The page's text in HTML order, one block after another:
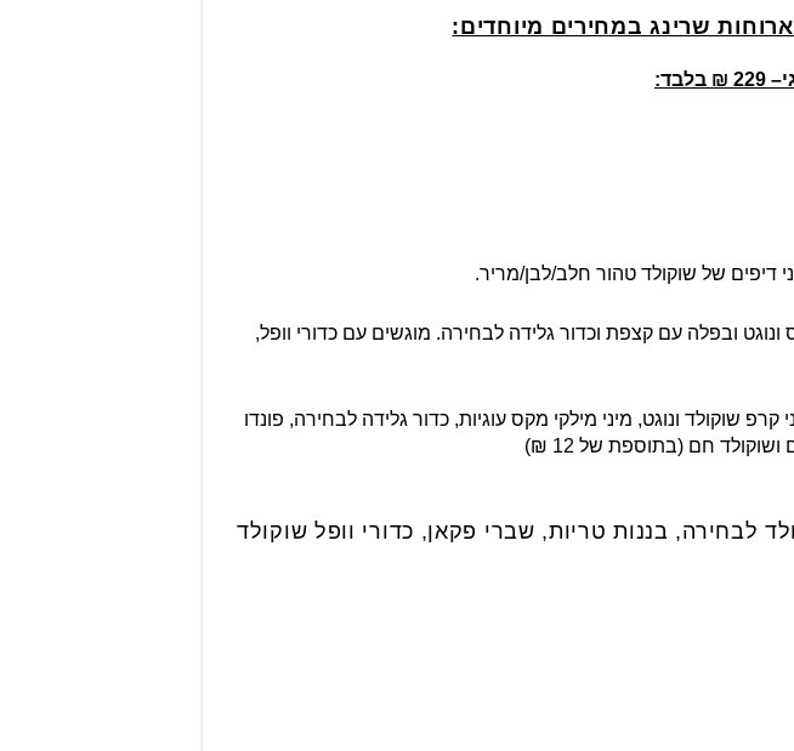
שרינג במחירים מיוחדים:
דיפים של שוקולד טהור חלב/לבן/מריר.
ובפלה עם קצפת וכדור גלידה לבחירה. מוגשים עם כדורי וופל,
שוקולד ונוגט, מיני מילקי מקס עוגיות, כדור גלידה לבחירה, פונדו
חם (בתוספת של 12 ₪)
לבחירה, בננות טריות, שברי פקאן, כדורי וופל שוקולד